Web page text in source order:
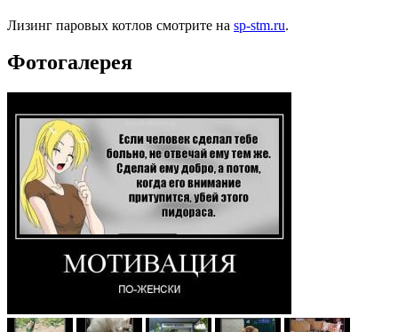
Лизинг паровых котлов смотрите на sp-stm.ru.
Фотогалерея